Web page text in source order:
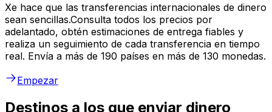
Xe hace que las transferencias internacionales de dinero
sean sencillas.Consulta todos los precios por
adelantado, obtén estimaciones de entrega fiables y
realiza un seguimiento de cada transferencia en tiempo
real. Envía a más de 190 países en más de 130 monedas.
Empezar
Destinos a los que enviar dinero